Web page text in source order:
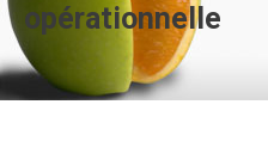
opérationnelle